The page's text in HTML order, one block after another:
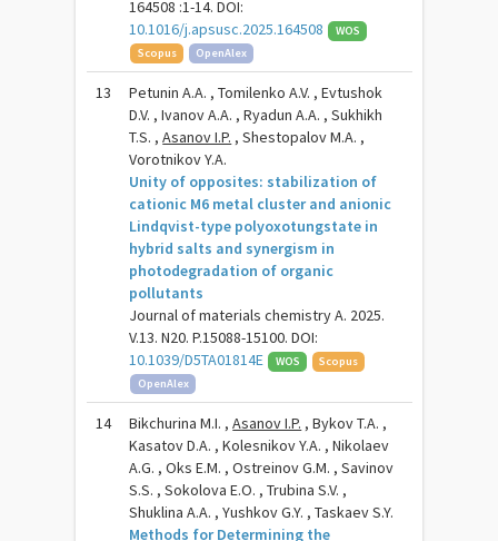
164508 :1-14. DOI:
10.1016/j.apsusc.2025.164508
WOS
Scopus
OpenAlex
13
Petunin A.A. , Tomilenko A.V. , Evtushok
D.V. , Ivanov A.A. , Ryadun A.A. , Sukhikh
T.S. ,Asanov I.P. , Shestopalov M.A. ,
Vorotnikov Y.A.
Unity of opposites: stabilization of
cationic M6 metal cluster and anionic
Lindqvist-type polyoxotungstate in
hybrid salts and synergism in
photodegradation of organic
pollutants
Journal of materials chemistry A. 2025.
V.13. N20. P.15088-15100. DOI:
10.1039/D5TA01814E
WOS
Scopus
OpenAlex
14 Bikchurina M.I. ,Asanov I.P. , Bykov T.A. ,
Kasatov D.A. , Kolesnikov Y.A. , Nikolaev
A.G. , Oks E.M. , Ostreinov G.M. , Savinov
S.S. , Sokolova E.O. , Trubina S.V. ,
Shuklina A.A. , Yushkov G.Y. , Taskaev S.Y.
Methods for Determining the